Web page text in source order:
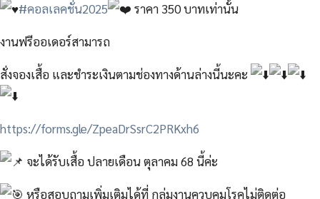
#คอลเลคชั่น2025 ราคา 350 บาทเท่านั้น
งานฟรีออเดอร์สามารถ
สั่งจองเสื้อ และชำระเงินตามช่องทางด้านล่างนี้นะคะ
https://forms.gle/ZpeaDrSsrC2PRKxh6
จะได้รับเสื้อ ปลายเดือน ตุลาคม 68​ นี้ค่ะ​
หรือสอบถามเพิ่มเติมได้ที่ กลุ่มงานควบคุมโรคไม่ติดต่อ